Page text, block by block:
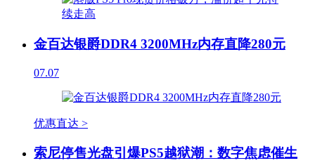
金百达银爵DDR4 3200MHz内存直降280元
07.07
优惠直达 >
索尼停售光盘引爆PS5越狱潮：数字焦虑催生